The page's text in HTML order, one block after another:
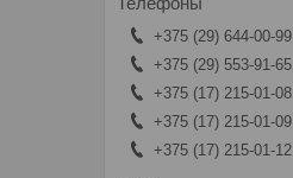
+375 (29) 644-00-99
+375 (29) 553-91-65
+375 (17) 215-01-08
+375 (17) 215-01-09
+375 (17) 215-01-12